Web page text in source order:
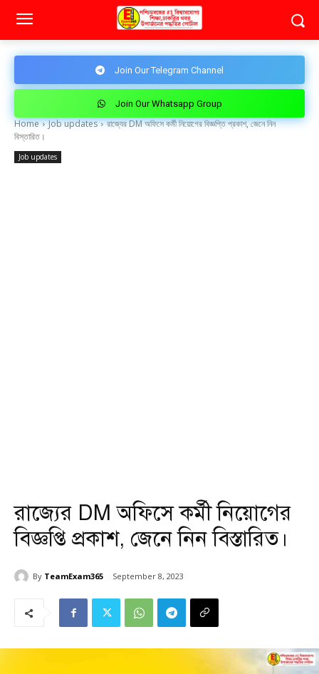
Join Our Telegram Channel
Join Our Whatsapp Group
Home Job updates
রাজ্যের DM অফিসে কর্মী নিয়োগের বিজ্ঞপ্তি প্রকাশ, জেনে নিন
বিস্তারিত।
Job updates
রাজ্যের DM অফিসে কর্মী নিয়োগের
বিজ্ঞপ্তি প্রকাশ, জেনে নিন বিস্তারিত।
By TeamExam365 September 8, 2023